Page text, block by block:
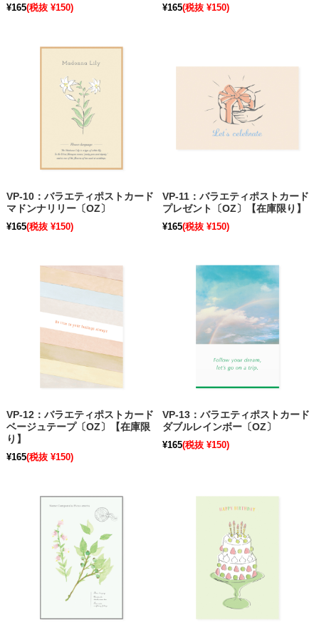
¥165(税抜 ¥150)
¥165(税抜 ¥150)
VP-10：バラエティポストカード
マドンナリリー〔OZ〕
¥165(税抜 ¥150)
VP-11：バラエティポストカード
プレゼント〔OZ〕【在庫限り】
¥165(税抜 ¥150)
VP-12：バラエティポストカード
ベージュテープ〔OZ〕【在庫限
り】
¥165(税抜 ¥150)
VP-13：バラエティポストカード
ダブルレインボー〔OZ〕
¥165(税抜 ¥150)